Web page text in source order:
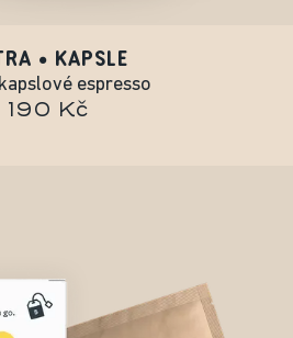
• KAPSLE
espresso
190 Kč